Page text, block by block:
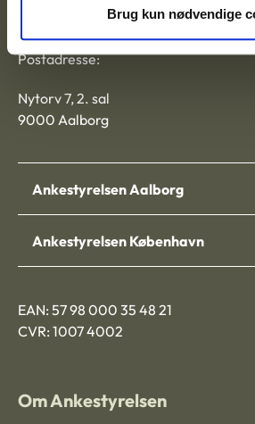
Brug kun nødvendige
Ankestyrelsen
Postadresse:
Nytorv 7, 2. sal
9000 Aalborg
Ankestyrelsen Aalborg
Ankestyrelsen København
EAN: 57 98 000 35 48 21
CVR: 1007 4002
Om Ankestyrelsen